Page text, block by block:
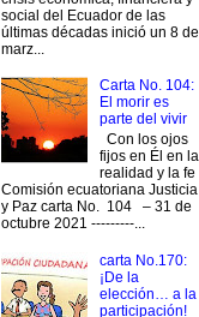
social del Ecuador de las
últimas décadas inició un 8 de
marz...
Carta No. 104:
El morir es
parte del vivir
Con los ojos
fijos en Él en la
realidad y la fe
Comisión ecuatoriana Justicia
y Paz carta No. 104 – 31 de
octubre 2021 ---------...
carta No.170:
¡De la
elección… a la
participación!